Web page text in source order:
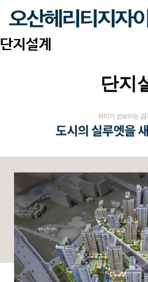
메뉴 건너
단지설계
단지